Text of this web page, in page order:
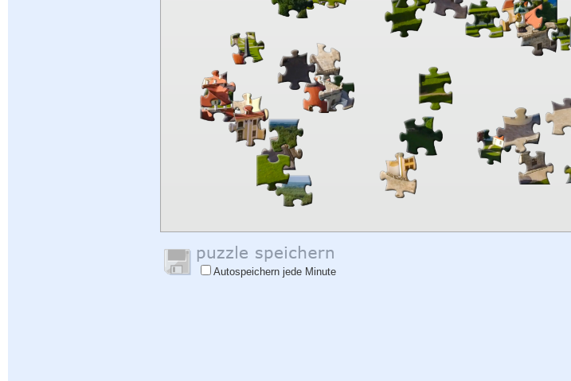
Autospeichern jede Minute